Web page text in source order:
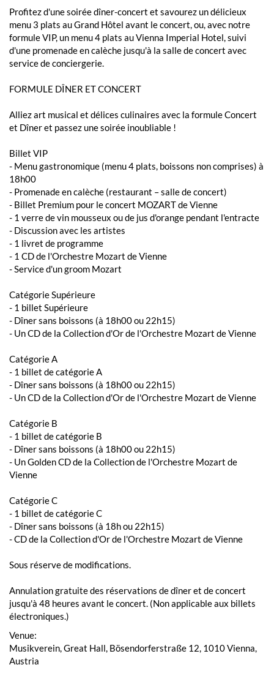
Profitez d'une soirée dîner-concert et savourez un délicieux
menu 3 plats au Grand Hôtel avant le concert, ou, avec notre
formule VIP, un menu 4 plats au Vienna Imperial Hotel, suivi
d'une promenade en calèche jusqu'à la salle de concert avec
service de conciergerie.
FORMULE DÎNER ET CONCERT
Alliez art musical et délices culinaires avec la formule Concert
et Dîner et passez une soirée inoubliable !
Billet VIP
- Menu gastronomique (menu 4 plats, boissons non comprises) à
18h00
- Promenade en calèche (restaurant – salle de concert)
- Billet Premium pour le concert MOZART de Vienne
- 1 verre de vin mousseux ou de jus d'orange pendant l'entracte
- Discussion avec les artistes
- 1 livret de programme
- 1 CD de l'Orchestre Mozart de Vienne
- Service d'un groom Mozart
Catégorie Supérieure
- 1 billet Supérieure
- Dîner sans boissons (à 18h00 ou 22h15)
- Un CD de la Collection d'Or de l'Orchestre Mozart de Vienne
Catégorie A
- 1 billet de catégorie A
- Dîner sans boissons (à 18h00 ou 22h15)
- Un CD de la Collection d'Or de l'Orchestre Mozart de Vienne
Catégorie B
- 1 billet de catégorie B
- Dîner sans boissons (à 18h00 ou 22h15)
- Un Golden CD de la Collection de l'Orchestre Mozart de
Vienne
Catégorie C
- 1 billet de catégorie C
- Dîner sans boissons (à 18h ou 22h15)
- CD de la Collection d'Or de l'Orchestre Mozart de Vienne
Sous réserve de modifications.
Annulation gratuite des réservations de dîner et de concert
jusqu'à 48 heures avant le concert. (Non applicable aux billets
électroniques.)
Venue:
Musikverein, Great Hall, Bösendorferstraße 12, 1010 Vienna,
Austria